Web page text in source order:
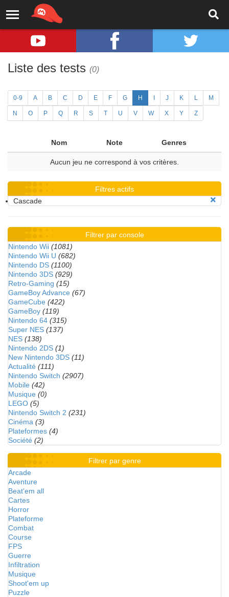
Liste des tests (0)
0-9 A B C D E F G H J K L M
N O P Q R S T U V W X Y Z
Nom Note Genres
Aucun jeu ne correspond à vos critères.
Filtres actifs
Cascade
Filtrer par console
Nintendo Wii (1081)
Nintendo Wii U (682)
Nintendo DS (1100)
Nintendo 3DS (929)
Retro-Gaming (15)
GameBoy Advance (67)
GameCube (422)
GameBoy (119)
Nintendo 64 (315)
Super NES (137)
NES (138)
Nintendo 2DS (1)
New Nintendo 3DS (11)
Actualité (111)
Nintendo Switch (2907)
Mobile (42)
Musique (0)
LEGO (5)
Nintendo Switch 2 (231)
Cinéma (3)
Plateformes (4)
Société (2)
Filtrer par genre
Arcade
Aventure
Beat'em all
Cartes
Horror
Plateforme
Combat
Course
FPS
Guerre
Infiltration
Musique
Shoot'em up
Puzzle